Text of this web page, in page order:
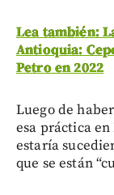
Lea también:
Antioquia:
Petro en 2022
Luego de
esa práctica
estaría
que se están